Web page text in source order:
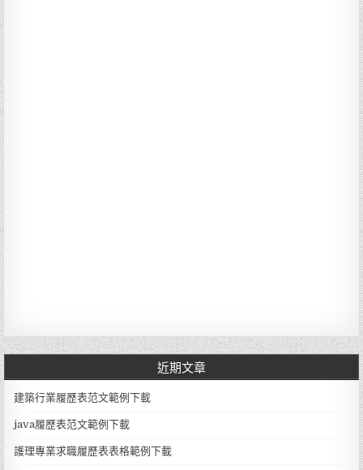
近期文章
建築行業履歷表范文範例下載
java履歷表范文範例下載
護理專業求職履歷表表格範例下載